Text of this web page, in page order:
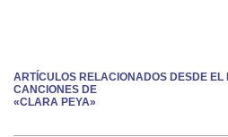
ARTÍCULOS RELACIONADOS DESDE EL
CANCIONES DE
«CLARA PEYA»